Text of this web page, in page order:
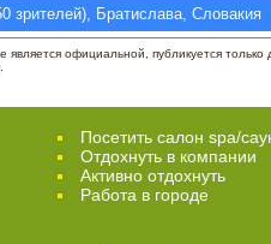
зрителей), Братислава, Словакия
официальной, публикуется только
Посетить салон spa/
Отдохнуть в компании
Активно отдохнуть
Работа в городе